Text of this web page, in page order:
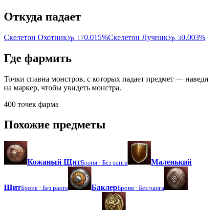
Откуда падает
Скелетон ОхотникУр. 170.015%Скелетон ЛучникУр. 30.003%
Где фармить
Точки спавна монстров, с которых падает предмет — наведи
на маркер, чтобы увидеть монстра.
400 точек фарма
Похожие предметы
Кожаный ЩитБроня · Без ранга Маленький
ЩитБроня · Без ранга БаклерБроня · Без ранга